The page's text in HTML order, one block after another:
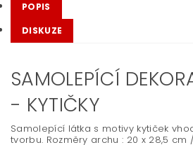
POPIS
DISKUZE
SAMOLEPÍCÍ
- KYTIČKY
Samolepící látka s motivy kytiček
tvorbu. Rozměry archu : 20 x 28,5 cm